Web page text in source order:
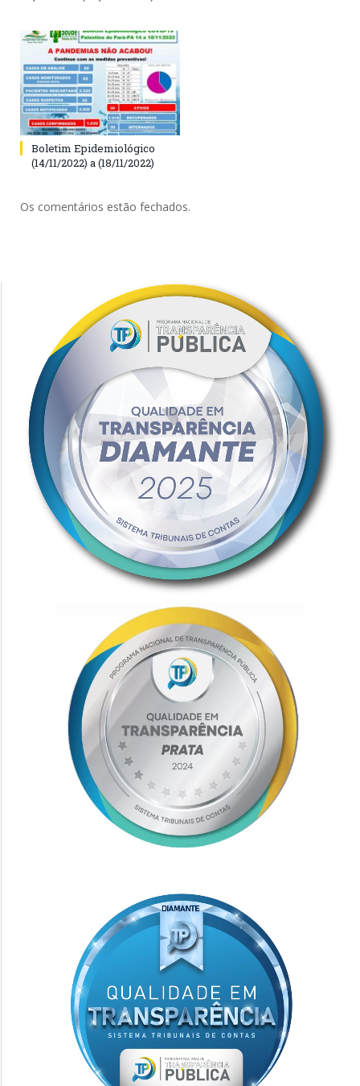
Boletim Epidemiológico
(14/11/2022) a (18/11/2022)
Os comentários estão fechados.